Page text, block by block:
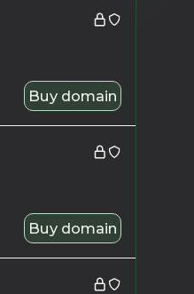
Buy domain
Buy domain